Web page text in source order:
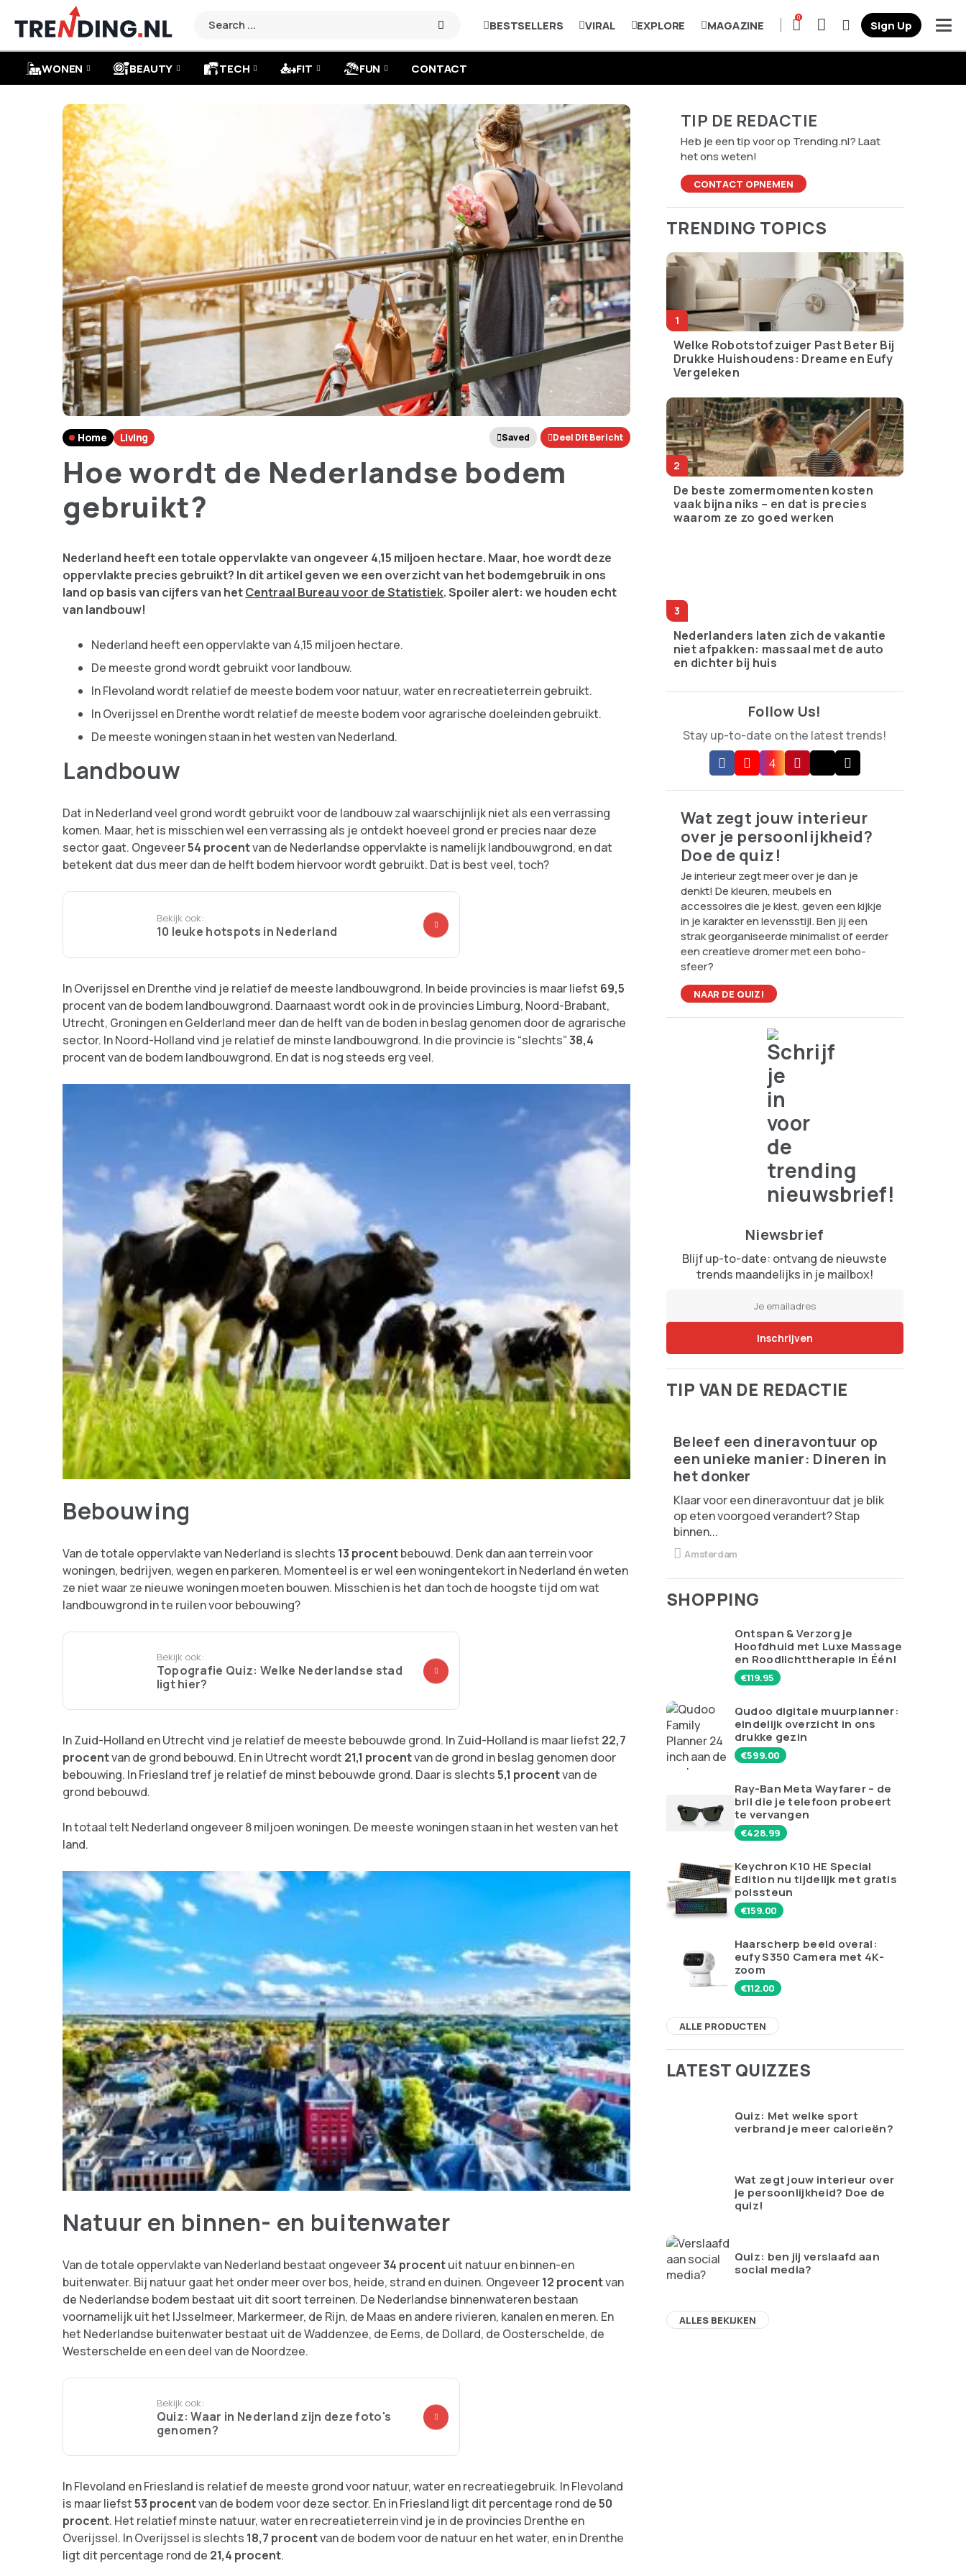
BESTSELLERS VIRAL EXPLORE MAGAZINE
0
Sign Up
WONEN BEAUTY TECH FIT FUN CONTACT
Home Living Saved Deel Dit Bericht
Hoe wordt de Nederlandse bodem
gebruikt?
Nederland heeft een totale oppervlakte van ongeveer 4,15 miljoen hectare. Maar, hoe wordt deze
oppervlakte precies gebruikt? In dit artikel geven we een overzicht van het bodemgebruik in ons
land op basis van cijfers van hetCentraal Bureau voor de Statistiek. Spoiler alert: we houden echt
van landbouw!
Nederland heeft een oppervlakte van 4,15 miljoen hectare.
De meeste grond wordt gebruikt voor landbouw.
In Flevoland wordt relatief de meeste bodem voor natuur, water en recreatieterrein gebruikt.
In Overijssel en Drenthe wordt relatief de meeste bodem voor agrarische doeleinden gebruikt.
De meeste woningen staan in het westen van Nederland.
Landbouw
Dat in Nederland veel grond wordt gebruikt voor de landbouw zal waarschijnlijk niet als een verrassing
komen. Maar, het is misschien wel een verrassing als je ontdekt hoeveel grond er precies naar deze
sector gaat. Ongeveer54 procentvan de Nederlandse oppervlakte is namelijk landbouwgrond, en dat
betekent dat dus meer dan de helft bodem hiervoor wordt gebruikt. Dat is best veel, toch?
Bekijk ook:
10 leuke hotspots in Nederland
In Overijssel en Drenthe vind je relatief de meeste landbouwgrond. In beide provincies is maar liefst 69,5
procent van de bodem landbouwgrond. Daarnaast wordt ook in de provincies Limburg, Noord-Brabant,
Utrecht, Groningen en Gelderland meer dan de helft van de boden in beslag genomen door de agrarische
sector. In Noord-Holland vind je relatief de minste landbouwgrond. In die provincie is “slechts”38,4
procent van de bodem landbouwgrond. En dat is nog steeds erg veel.
Bebouwing
Van de totale oppervlakte van Nederland is slechts 13 procentbebouwd. Denk dan aan terrein voor
woningen, bedrijven, wegen en parkeren. Momenteel is er wel een woningentekort in Nederland én weten
ze niet waar ze nieuwe woningen moeten bouwen. Misschien is het dan toch de hoogste tijd om wat
landbouwgrond in te ruilen voor bebouwing?
Bekijk ook:
Topografie Quiz: Welke Nederlandse stad
ligt hier?
In Zuid-Holland en Utrecht vind je relatief de meeste bebouwde grond. In Zuid-Holland is maar liefst 22,7
procentvan de grond bebouwd. En in Utrecht wordt 21,1 procentvan de grond in beslag genomen door
bebouwing. In Friesland tref je relatief de minst bebouwde grond. Daar is slechts5,1 procentvan de
grond bebouwd.
In totaal telt Nederland ongeveer 8 miljoen woningen. De meeste woningen staan in het westen van het
land.
Natuur en binnen- en buitenwater
Van de totale oppervlakte van Nederland bestaat ongeveer34 procentuit natuur en binnen-en
buitenwater. Bij natuur gaat het onder meer over bos, heide, strand en duinen. Ongeveer12 procentvan
de Nederlandse bodem bestaat uit dit soort terreinen. De Nederlandse binnenwateren bestaan
voornamelijk uit het IJsselmeer, Markermeer, de Rijn, de Maas en andere rivieren, kanalen en meren. En
het Nederlandse buitenwater bestaat uit de Waddenzee, de Eems, de Dollard, de Oosterschelde, de
Westerschelde en een deel van de Noordzee.
Bekijk ook:
Quiz: Waar in Nederland zijn deze foto's
genomen?
In Flevoland en Friesland is relatief de meeste grond voor natuur, water en recreatiegebruik. In Flevoland
is maar liefst53 procentvan de bodem voor deze sector. En in Friesland ligt dit percentage rond de50
procent. Het relatief minste natuur, water en recreatieterrein vind je in de provincies Drenthe en
Overijssel. In Overijssel is slechts 18,7 procentvan de bodem voor de natuur en het water, en in Drenthe
ligt dit percentage rond de 21,4 procent.
TIP DE REDACTIE
Heb je een tip voor op Trending.nl? Laat
het ons weten!
CONTACT OPNEMEN
TRENDING TOPICS
Welke Robotstofzuiger Past Beter Bij
Drukke Huishoudens: Dreame en Eufy
Vergeleken
De beste zomermomenten kosten
vaak bijna niks – en dat is precies
waarom ze zo goed werken
Nederlanders laten zich de vakantie
niet afpakken: massaal met de auto
en dichter bij huis
Follow Us!
Stay up-to-date on the latest trends!
Wat zegt jouw interieur
over je persoonlijkheid?
Doe de quiz!
Je interieur zegt meer over je dan je
denkt! De kleuren, meubels en
accessoires die je kiest, geven een kijkje
in je karakter en levensstijl. Ben jij een
strak georganiseerde minimalist of eerder
een creatieve dromer met een boho-
sfeer?
NAAR DE QUIZ!
Niewsbrief
Blijf up-to-date: ontvang de nieuwste
trends maandelijks in je mailbox!
TIP VAN DE REDACTIE
Beleef een dineravontuur op
een unieke manier: Dineren in
het donker
Klaar voor een dineravontuur dat je blik
op eten voorgoed verandert? Stap
binnen...
Amsterdam
SHOPPING
Ontspan & Verzorg je
Hoofdhuid met Luxe Massage
en Roodlichttherapie in Één!
€119.95
Qudoo digitale muurplanner:
eindelijk overzicht in ons
drukke gezin
€599.00
Ray-Ban Meta Wayfarer – de
bril die je telefoon probeert
te vervangen
€428.99
Keychron K10 HE Special
Edition nu tijdelijk met gratis
polssteun
€159.00
Haarscherp beeld overal:
eufy S350 Camera met 4K-
zoom
€112.00
ALLE PRODUCTEN
LATEST QUIZZES
Quiz: Met welke sport
verbrand je meer calorieën?
Wat zegt jouw interieur over
je persoonlijkheid? Doe de
quiz!
Quiz: ben jij verslaafd aan
social media?
ALLES BEKIJKEN